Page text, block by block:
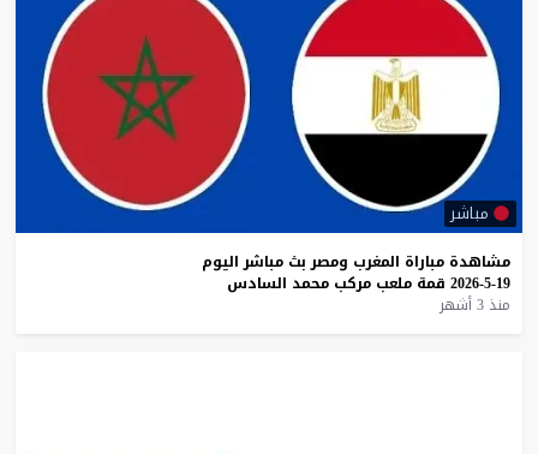
مباشر
مشاهدة مباراة المغرب ومصر بث مباشر اليوم
19-5-2026
قمة ملعب مركب محمد السادس
منذ 3 أشهر